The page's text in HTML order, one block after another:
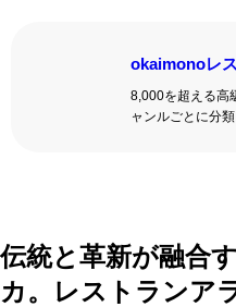
okaimonoレ
8,000を超える高
ャンルごとに分類
伝統と革新が融合
カ。レストランア